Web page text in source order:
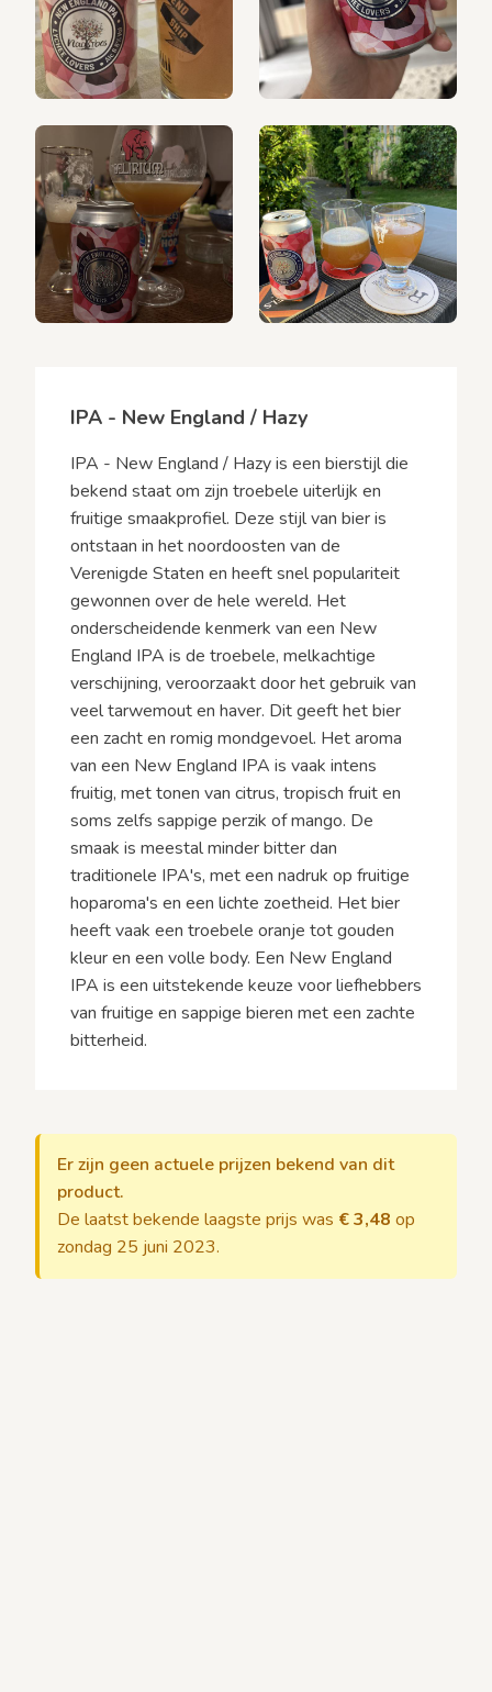
IPA - New England / Hazy
IPA - New England / Hazy is een bierstijl die
bekend staat om zijn troebele uiterlijk en
fruitige smaakprofiel. Deze stijl van bier is
ontstaan in het noordoosten van de
Verenigde Staten en heeft snel populariteit
gewonnen over de hele wereld. Het
onderscheidende kenmerk van een New
England IPA is de troebele, melkachtige
verschijning, veroorzaakt door het gebruik van
veel tarwemout en haver. Dit geeft het bier
een zacht en romig mondgevoel. Het aroma
van een New England IPA is vaak intens
fruitig, met tonen van citrus, tropisch fruit en
soms zelfs sappige perzik of mango. De
smaak is meestal minder bitter dan
traditionele IPA's, met een nadruk op fruitige
hoparoma's en een lichte zoetheid. Het bier
heeft vaak een troebele oranje tot gouden
kleur en een volle body. Een New England
IPA is een uitstekende keuze voor liefhebbers
van fruitige en sappige bieren met een zachte
bitterheid.
Er zijn geen actuele prijzen bekend van dit
product.
De laatst bekende laagste prijs was € 3,48 op
zondag 25 juni 2023.